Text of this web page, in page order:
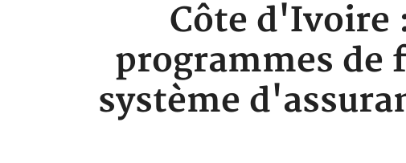
Côte d'Ivoire
programmes de
système